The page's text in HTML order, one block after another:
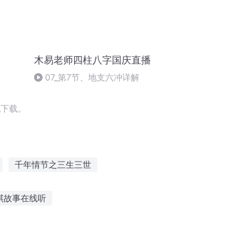
木易老师四柱八字国庆直播
07_第7节、地支六冲详解
载。
千年情节之三生三世
故事在线听